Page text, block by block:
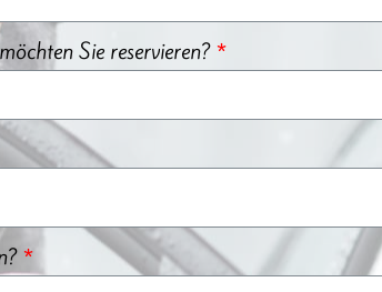
Sie reservieren?